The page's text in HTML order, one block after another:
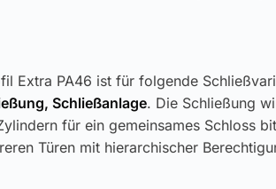
Extra PA46 ist für folgende
Schließanlage. Die Schließung
für ein gemeinsames Schloss
Türen mit hierarchischer